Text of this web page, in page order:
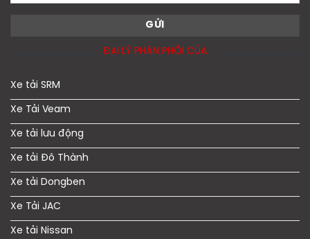
ĐẠI LÝ PHÂN PHỐI CỦA
Xe tải SRM
Xe Tải Veam
Xe tải lưu động
Xe tải Đô Thành
Xe tải Dongben
Xe Tải JAC
Xe tải Nissan